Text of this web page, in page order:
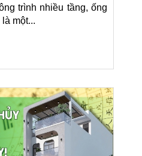
trình nhiều tầng, ống
một...